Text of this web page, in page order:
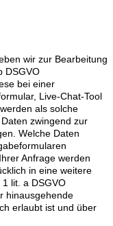
wir zur Bearbeitung
DSGVO
bei einer
Live-Chat-Tool
als solche
zwingend zur
Welche Daten
Anfrage werden
in eine weitere
lit. a DSGVO
hinausgehende
erlaubt ist und über